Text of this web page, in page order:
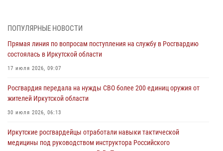
04 августа 2026, 07:14 3
Росгвардейцы потушили загоревшийся автомобиль в Иркутске
03 августа 2026, 04:55
Дню Воздушно-десантных войск в Иркутской области
03 августа 2026, 03:32
сердца к сердцу» (видео)
31 июля 2026, 04:37
ПОПУЛЯРНЫЕ НОВОСТИ
Прямая линия по вопросам поступления на службу в Росгвардию
состоялась в Иркутской области
17 июля 2026, 09:07
Росгвардия передала на нужды СВО более 200 единиц оружия от
жителей Иркутской области
30 июля 2026, 06:13
Иркутские росгвардейцы отработали навыки тактической
медицины под руководством инструктора Российского